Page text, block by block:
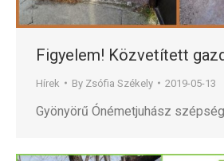
Figyelem! Közvetített
Hírek By Zsófia Székely 2019-05-13
Gyönyörű Ónémetjuhász